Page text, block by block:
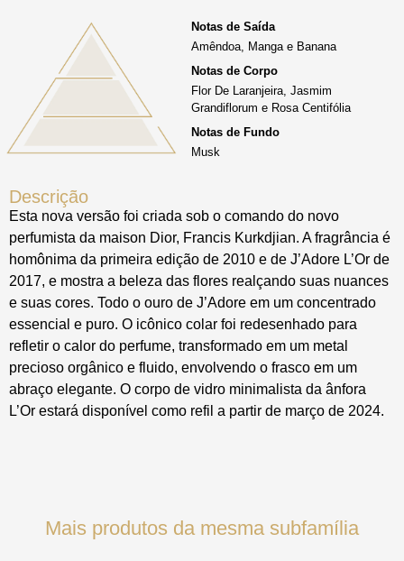
Descrição
Esta nova versão foi criada sob o comando do novo
perfumista da maison Dior, Francis Kurkdjian. A fragrância é
homônima da primeira edição de 2010 e de J’Adore L’Or de
2017, e mostra a beleza das flores realçando suas nuances
e suas cores. Todo o ouro de J’Adore em um concentrado
essencial e puro. O icônico colar foi redesenhado para
refletir o calor do perfume, transformado em um metal
precioso orgânico e fluido, envolvendo o frasco em um
abraço elegante. O corpo de vidro minimalista da ânfora
L’Or estará disponível como refil a partir de março de 2024.
Notas de Saída
Amêndoa, Manga e Banana
Notas de Corpo
Flor De Laranjeira, Jasmim
Grandiflorum e Rosa Centifólia
Notas de Fundo
Musk
Mais produtos da mesma subfamília